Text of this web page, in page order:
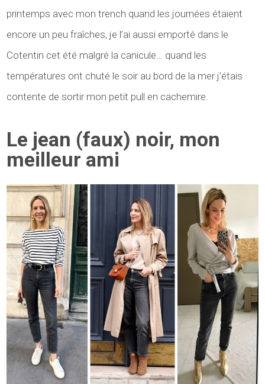
printemps avec mon trench quand les journées étaient
encore un peu fraîches, je l’ai aussi emporté dans le
Cotentin cet été malgré la canicule… quand les
températures ont chuté le soir au bord de la mer j’étais
contente de sortir mon petit pull en cachemire.
Le jean (faux) noir, mon
meilleur ami